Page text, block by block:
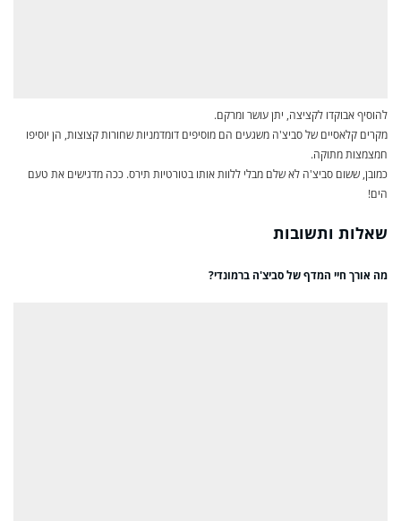
להוסיף אבוקדו לקציצה, יתן עושר ומרקם.
מקרים קלאסיים של סביצ'ה משגעים הם מוסיפים דומדמניות שחורות קצוצות, הן יוסיפו
חמצמצות מתוקה.
כמובן, ששום סביצ'ה לא שלם מבלי ללוות אותו בטורטיות תירס. ככה מדגישים את טעם
הים!
שאלות ותשובות
מה אורך חיי המדף של סביצ'ה ברמונדי?